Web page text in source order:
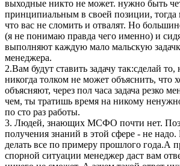
выходные никто не может. нужно быть
принципиальным в своей позиции,
что вас не сломить и отвалят. Но
(я не понимаю правда чего именно) и
выполняют каждую мало мальскую
менеджера.
2.Вам будут ставить задачу так:сделай
никогда толком не может объяснить, что
объясняют, через пол часа задача резко
чем, ты тратишь время на никому
по сто раз работы.
3. Людей, знающих МСФО почти нет.
получения знаний в этой сфере - не надо.
делать все по примеру прошлого года.А
спорной ситуации менеджер даст вам